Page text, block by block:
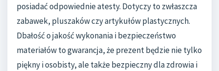
posiadać odpowiednie atesty. Dotyczy to zwłaszcza
zabawek, pluszaków czy artykułów plastycznych.
Dbałość o jakość wykonania i bezpieczeństwo
materiałów to gwarancja, że prezent będzie nie tylko
piękny i osobisty, ale także bezpieczny dla zdrowia i